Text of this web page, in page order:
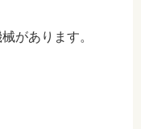
があります。